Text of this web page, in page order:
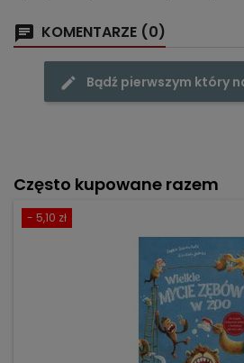
KOMENTARZE (0)
Bądź pierwszym który
Często kupowane razem
- 5,10 zł